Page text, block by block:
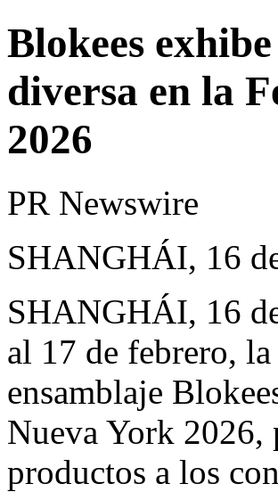
Blokees
diversa en la
2026
PR Newswire
SHANGHÁI, 16
SHANGHÁI, 16
al 17 de febrero, la
ensamblaje
Nueva York 2026,
productos a los